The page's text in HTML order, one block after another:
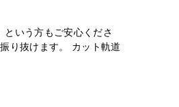
いう方もご安心くださ
り抜けます。 カット軌道